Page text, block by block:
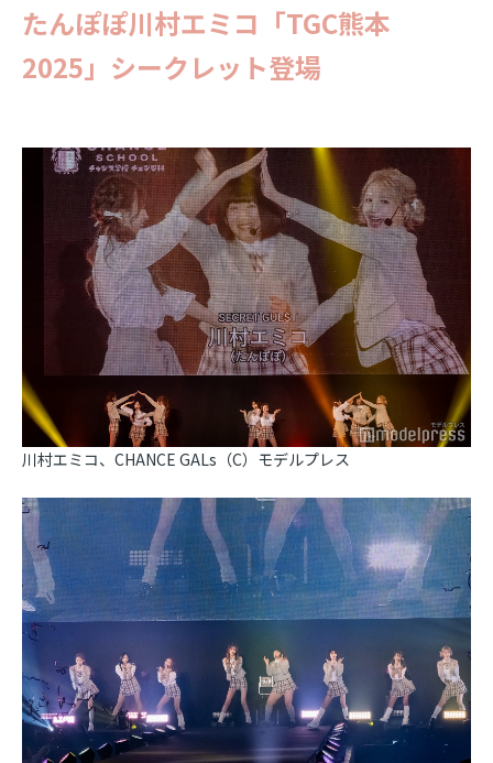
たんぽぽ川村エミコ「TGC熊本
2025」シークレット登場
川村エミコ、CHANCE GALs（C）モデルプレス